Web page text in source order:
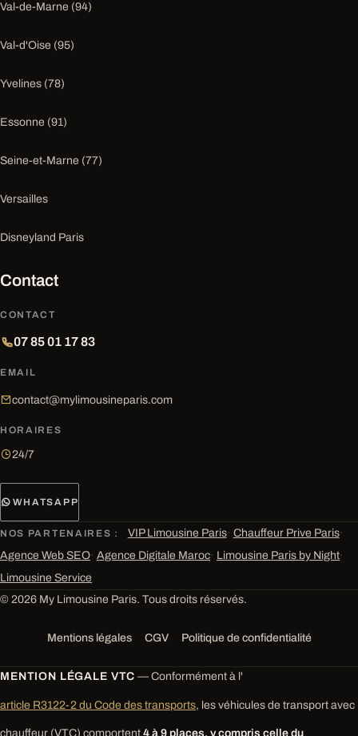
Val-de-Marne (94)
Val-d'Oise (95)
Yvelines (78)
Essonne (91)
Seine-et-Marne (77)
Versailles
Disneyland Paris
Contact
CONTACT
07 85 01 17 83
EMAIL
contact@mylimousineparis.com
HORAIRES
24/7
WHATSAPP
NOS PARTENAIRES : VIP Limousine Paris· Chauffeur Prive Paris·
Agence Web SEO· Agence Digitale Maroc· Limousine Paris by Night·
Limousine Service
© 2026 My Limousine Paris. Tous droits réservés.
Mentions légales CGV Politique de confidentialité
MENTION LÉGALE VTC — Conformément à l'
article R3122-2 du Code des transports, les véhicules de transport avec
chauffeur (VTC) comportent 4 à 9 places, y compris celle du